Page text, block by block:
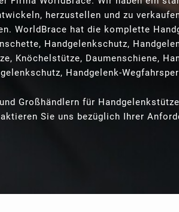
herzustellen und zu
WorldBrace hat die komplette
Handgelenkschutz,
Knöchelstütze, Daumenschiene,
Handgelenk-
Großhändlern für
Sie uns bezüglich Ihrer